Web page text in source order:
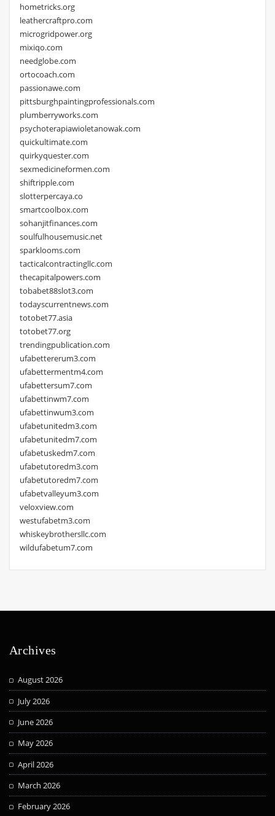
hometricks.org
leathercraftpro.com
microgridpower.org
mixiqo.com
needglobe.com
ortocoach.com
passionawe.com
pittsburghpaintingprofessionals.com
plumberryworks.com
psychoterapiawioletanowak.com
quickultimate.com
quirkyquester.com
sexmedicineformen.com
shiftripple.com
slotterpercaya.co
smartcoolbox.com
sohanjitfinances.com
soulfulhousemusic.net
sparklooms.com
tacticalcontractingllc.com
thecapitalpowers.com
tobabet88slot3.com
todayscurrentnews.com
totobet77.asia
totobet77.org
trendingpublication.com
ufabettererum3.com
ufabettermentm4.com
ufabettersum7.com
ufabettinwm7.com
ufabettinwum3.com
ufabetunitedm3.com
ufabetunitedm7.com
ufabetuskedm7.com
ufabetutoredm3.com
ufabetutoredm7.com
ufabetvalleyum3.com
veloxview.com
westufabetm3.com
whiskeybrothersllc.com
wildufabetum7.com
Archives
August 2026
July 2026
June 2026
May 2026
April 2026
March 2026
February 2026